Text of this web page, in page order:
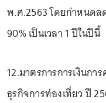
พ.ศ.2563 โดยกำหนด
90% เป็นเวลา 1 ปีในปีนี้
12.มาตรการการเงินก
ธุรกิจการท่องเที่ยว ปี